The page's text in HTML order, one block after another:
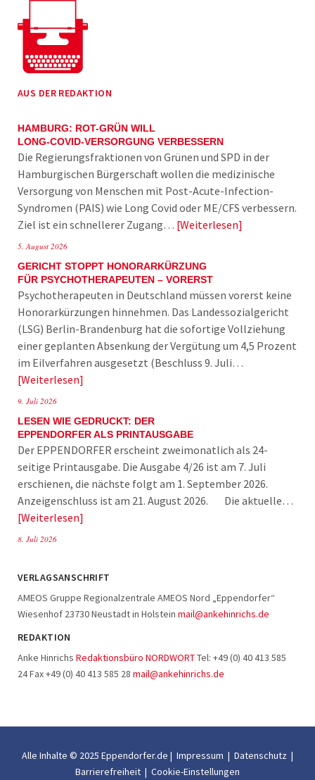
AUS DER REDAKTION
HAMBURG: ROT-GRÜN WILL
LONG-COVID-VERSORGUNG VERBESSERN
Die Regierungsfraktionen von Grünen und SPD in der
Hamburgischen Bürgerschaft wollen die medizinische
Versorgung von Menschen mit Post-Acute-Infection-
Syndromen (PAIS) wie Long Covid oder ME/CFS verbessern.
Ziel ist ein schnellerer Zugang… Weiterlesen
5. August 2026
GERICHT STOPPT HONORARKÜRZUNG
FÜR PSYCHOTHERAPEUTEN – VORERST
Psychotherapeuten in Deutschland müssen vorerst keine
Honorarkürzungen hinnehmen. Das Landessozialgericht
(LSG) Berlin-Brandenburg hat die sofortige Vollziehung
einer geplanten Absenkung der Vergütung um 4,5 Prozent
im Eilverfahren ausgesetzt (Beschluss 9. Juli…
Weiterlesen
9. Juli 2026
LESEN WIE GEDRUCKT: DER
EPPENDORFER ALS PRINTAUSGABE
Der EPPENDORFER erscheint zweimonatlich als 24-
seitige Printausgabe. Die Ausgabe 4/26 ist am 7. Juli
erschienen, die nächste folgt am 1. September 2026.
Anzeigenschluss ist am 21. August 2026. Die aktuelle…
Weiterlesen
8. Juli 2026
VERLAGSANSCHRIFT
AMEOS Gruppe Regionalzentrale AMEOS Nord „Eppendorfer“
Wiesenhof 23730 Neustadt in Holstein mail@ankehinrichs.de
REDAKTION
Anke Hinrichs Redaktionsbüro NORDWORTTel: +49 (0) 40 413 585
24 Fax +49 (0) 40 413 585 28 mail@ankehinrichs.de
Alle Inhalte © 2025 Eppendorfer.de | Impressum | Datenschutz |
Barrierefreiheit | Cookie-Einstellungen